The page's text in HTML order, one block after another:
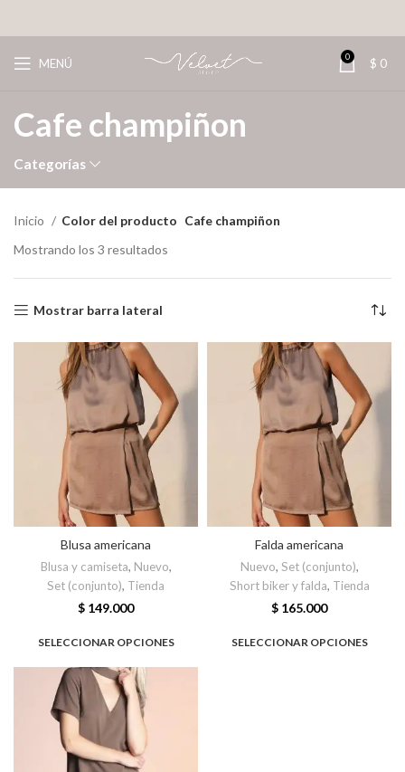
MENÚ 0 $ 0
Cafe champiñon
Categorías
Inicio Color del producto Cafe champiñon
Mostrando los 3 resultados
Mostrar barra lateral
Blusa americana
Blusa y camiseta, Nuevo,
Set (conjunto), Tienda
$ 149.000
SELECCIONAR OPCIONES
Falda americana
Nuevo, Set (conjunto),
Short biker y falda, Tienda
$ 165.000
SELECCIONAR OPCIONES